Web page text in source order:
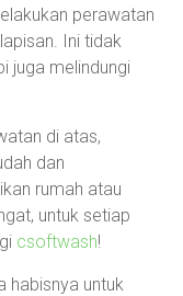
perawatan
Ini tidak
juga melindungi
di atas,
dan
rumah atau
untuk setiap
csoftwash!
habisnya untuk